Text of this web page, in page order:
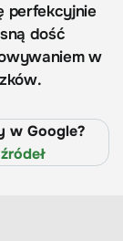
perfekcyjnie
dość
w
w Google?